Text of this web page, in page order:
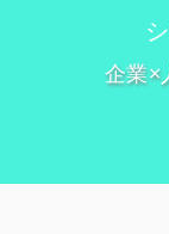
企業×